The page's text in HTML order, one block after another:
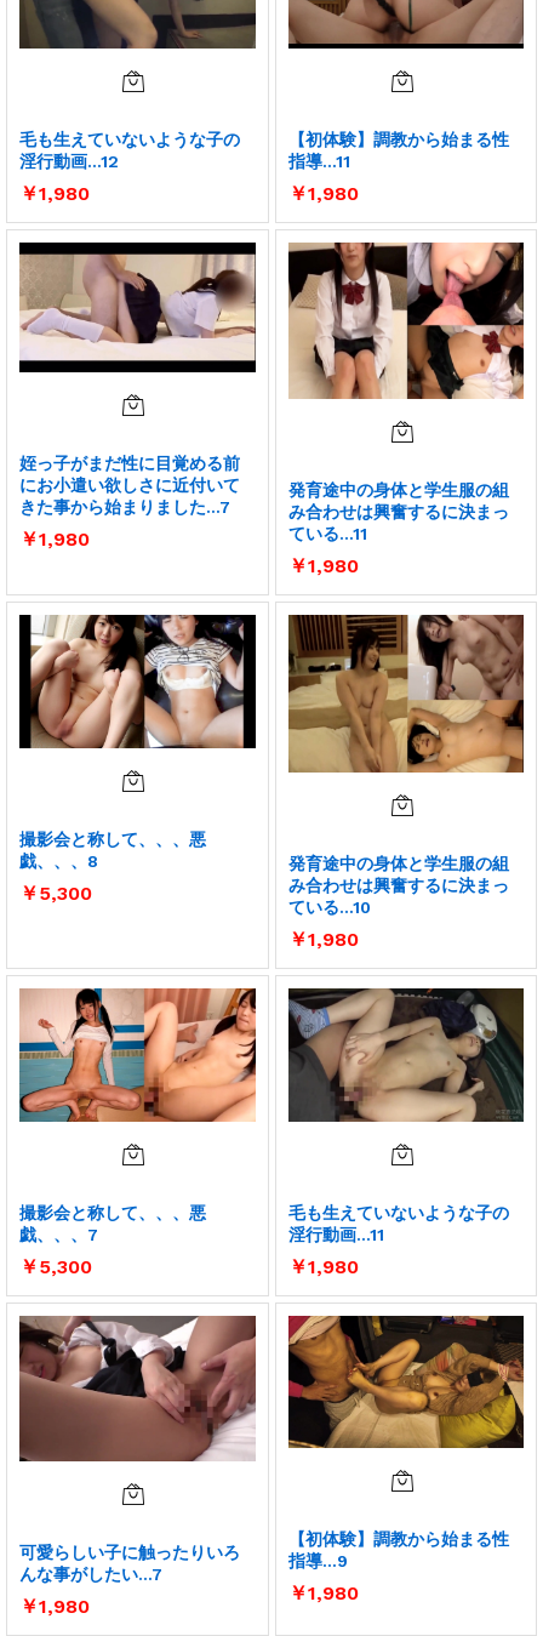
毛も生えていないような子の
淫行動画…12
￥1,980
【初体験】調教から始まる性
指導…11
￥1,980
姪っ子がまだ性に目覚める前
にお小遣い欲しさに近付いて
きた事から始まりました…7
￥1,980
発育途中の身体と学生服の組
み合わせは興奮するに決まっ
ている…11
￥1,980
撮影会と称して、、、悪
戯、、、8
￥5,300
発育途中の身体と学生服の組
み合わせは興奮するに決まっ
ている…10
￥1,980
撮影会と称して、、、悪
戯、、、7
￥5,300
毛も生えていないような子の
淫行動画…11
￥1,980
可愛らしい子に触ったりいろ
んな事がしたい…7
￥1,980
【初体験】調教から始まる性
指導…9
￥1,980